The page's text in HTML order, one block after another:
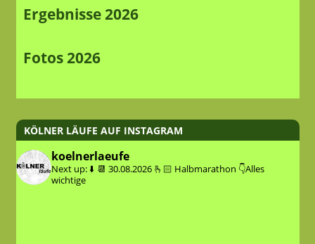
Ergebnisse 2026
Fotos 2026
KÖLNER LÄUFE AUF INSTAGRAM
koelnerlaeufe
Next up: ⬇️ 📆 30.08.2026 🫰🏻 Halbmarathon 👇Alles
wichtige